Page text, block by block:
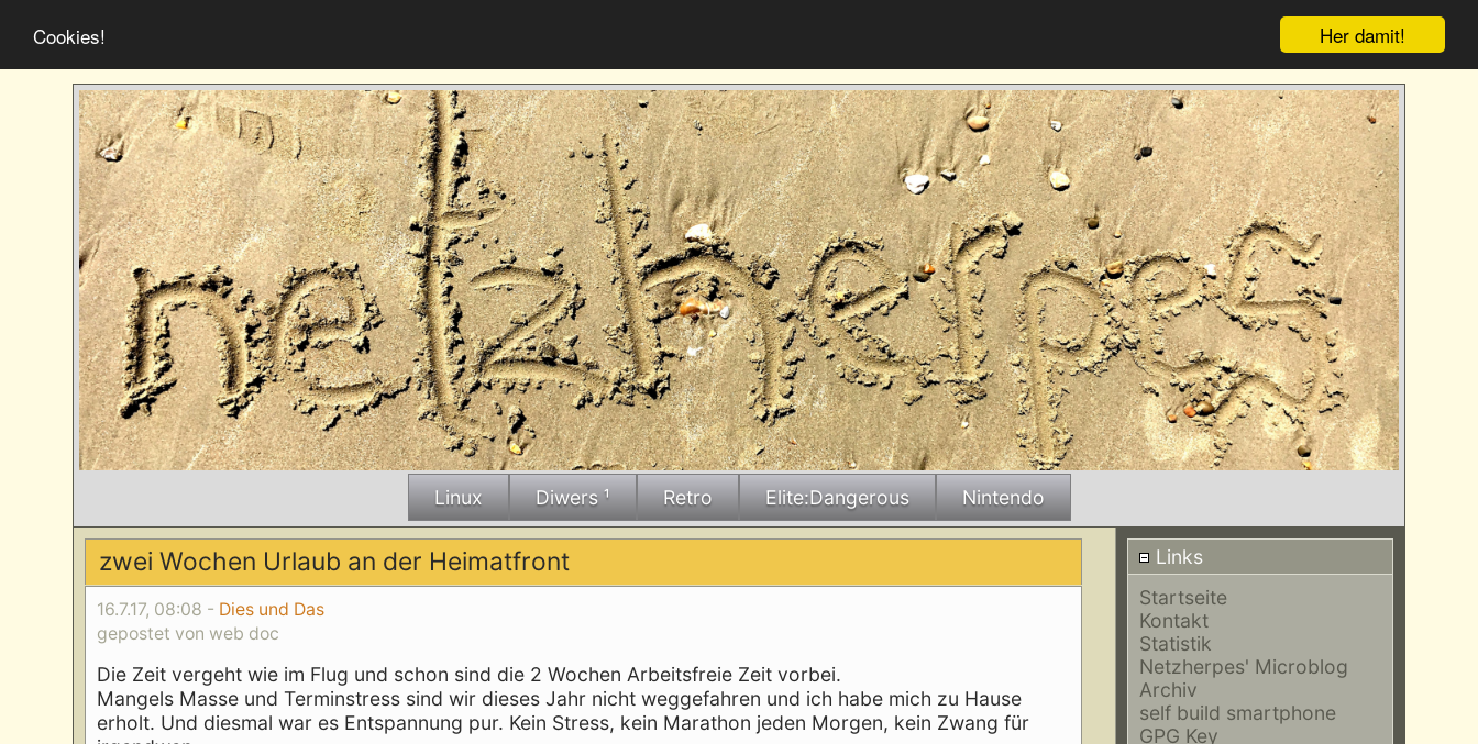
Her damit!
Cookies!
Linux Diwers ¹ Retro Elite:Dangerous Nintendo
Links
Startseite
Kontakt
Statistik
Netzherpes' Microblog
Archiv
self build smartphone
GPG Key
zwei Wochen Urlaub an der Heimatfront
16.7.17, 08:08 - Dies und Das
gepostet von web doc
Die Zeit vergeht wie im Flug und schon sind die 2 Wochen Arbeitsfreie Zeit vorbei.
Mangels Masse und Terminstress sind wir dieses Jahr nicht weggefahren und ich habe mich zu Hause
erholt. Und diesmal war es Entspannung pur. Kein Stress, kein Marathon jeden Morgen, kein Zwang für